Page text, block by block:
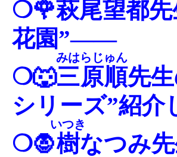
❍🌹萩尾望都
花園”――
❍🐺三原順
みはらじゅん
先
シリーズ”紹介
❍🧛樹
いつき
なつみ